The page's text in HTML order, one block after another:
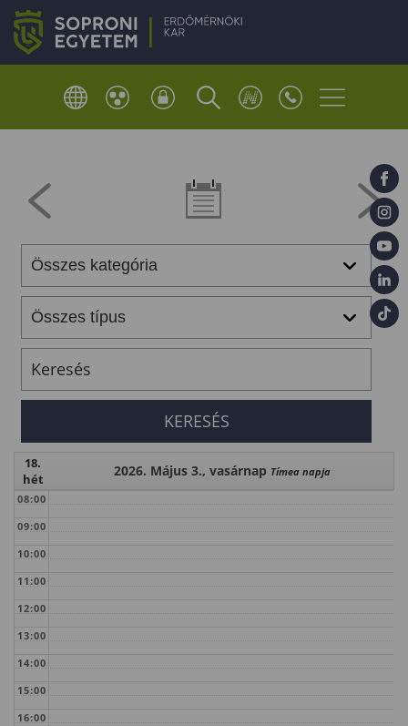
18.
hét
2026. Május 3., vasárnap Tímea napja
08:00
09:00
10:00
11:00
12:00
13:00
14:00
15:00
16:00